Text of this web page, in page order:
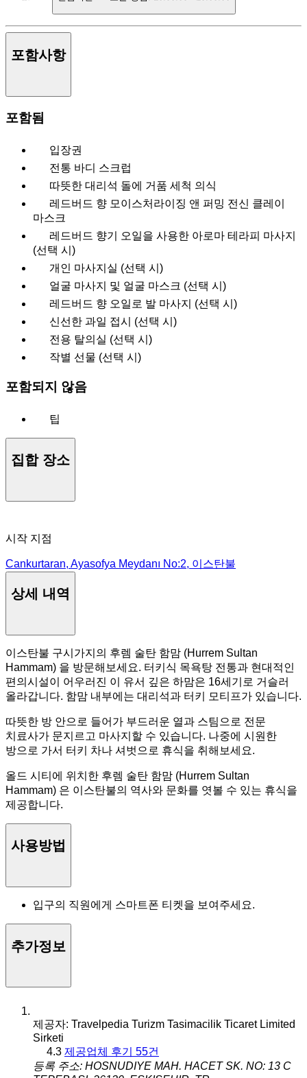
포함사항
포함됨
입장권
전통 바디 스크럽
따뜻한 대리석 돌에 거품 세척 의식
레드버드 향 모이스처라이징 앤 퍼밍 전신 클레이
마스크
레드버드 향기 오일을 사용한 아로마 테라피 마사지
(선택 시)
개인 마사지실 (선택 시)
얼굴 마사지 및 얼굴 마스크 (선택 시)
레드버드 향 오일로 발 마사지 (선택 시)
신선한 과일 접시 (선택 시)
전용 탈의실 (선택 시)
작별 선물 (선택 시)
포함되지 않음
팁
집합 장소
시작 지점
Cankurtaran, Ayasofya Meydanı No:2, 이스탄불
상세 내역
이스탄불 구시가지의 후렘 술탄 함맘 (Hurrem Sultan
Hammam) 을 방문해보세요. 터키식 목욕탕 전통과 현대적인
편의시설이 어우러진 이 유서 깊은 하맘은 16세기로 거슬러
올라갑니다. 함맘 내부에는 대리석과 터키 모티프가 있습니다.
따뜻한 방 안으로 들어가 부드러운 열과 스팀으로 전문
치료사가 문지르고 마사지할 수 있습니다. 나중에 시원한
방으로 가서 터키 차나 셔벗으로 휴식을 취해보세요.
올드 시티에 위치한 후렘 술탄 함맘 (Hurrem Sultan
Hammam) 은 이스탄불의 역사와 문화를 엿볼 수 있는 휴식을
제공합니다.
사용방법
입구의 직원에게 스마트폰 티켓을 보여주세요.
추가정보
제공자: Travelpedia Turizm Tasimacilik Ticaret Limited
Sirketi
4.3 제공업체 후기 55건
등록 주소: HOSNUDIYE MAH. HACET SK. NO: 13 C